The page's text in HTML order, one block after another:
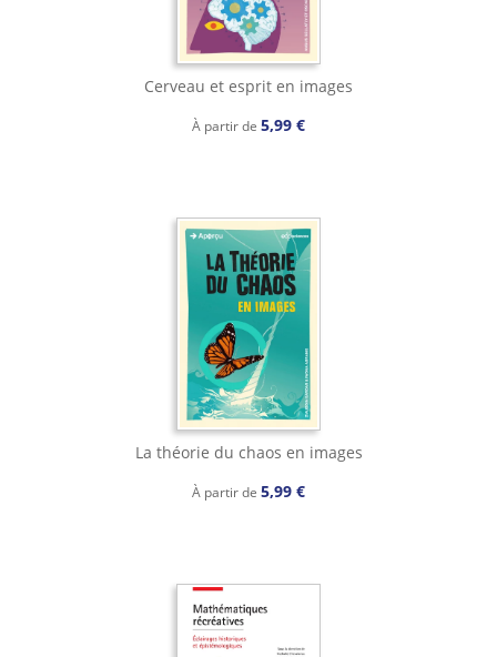
Cerveau et esprit en images
À partir de 5,99 €
La théorie du chaos en images
À partir de 5,99 €